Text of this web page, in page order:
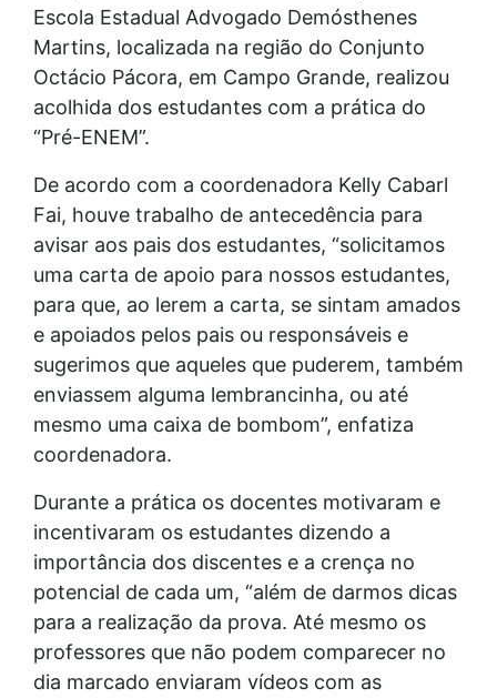
Escola Estadual Advogado Demósthenes
Martins, localizada na região do Conjunto
Octácio Pácora, em Campo Grande, realizou
acolhida dos estudantes com a prática do
“Pré-ENEM”.
De acordo com a coordenadora Kelly Cabarl
Fai, houve trabalho de antecedência para
avisar aos pais dos estudantes, “solicitamos
uma carta de apoio para nossos estudantes,
para que, ao lerem a carta, se sintam amados
e apoiados pelos pais ou responsáveis e
sugerimos que aqueles que puderem, também
enviassem alguma lembrancinha, ou até
mesmo uma caixa de bombom”, enfatiza
coordenadora.
Durante a prática os docentes motivaram e
incentivaram os estudantes dizendo a
importância dos discentes e a crença no
potencial de cada um, “além de darmos dicas
para a realização da prova. Até mesmo os
professores que não podem comparecer no
dia marcado enviaram vídeos com as